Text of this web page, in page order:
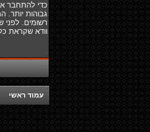
כדי להתחבר
גבוהות
רשומים. לפני
וודא שקראת
עמוד ראשי